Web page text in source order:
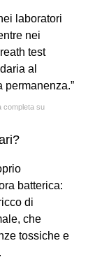
laboratori
nei
test
al
permanenza.”
completa su
batterica:
di
che
tossiche e